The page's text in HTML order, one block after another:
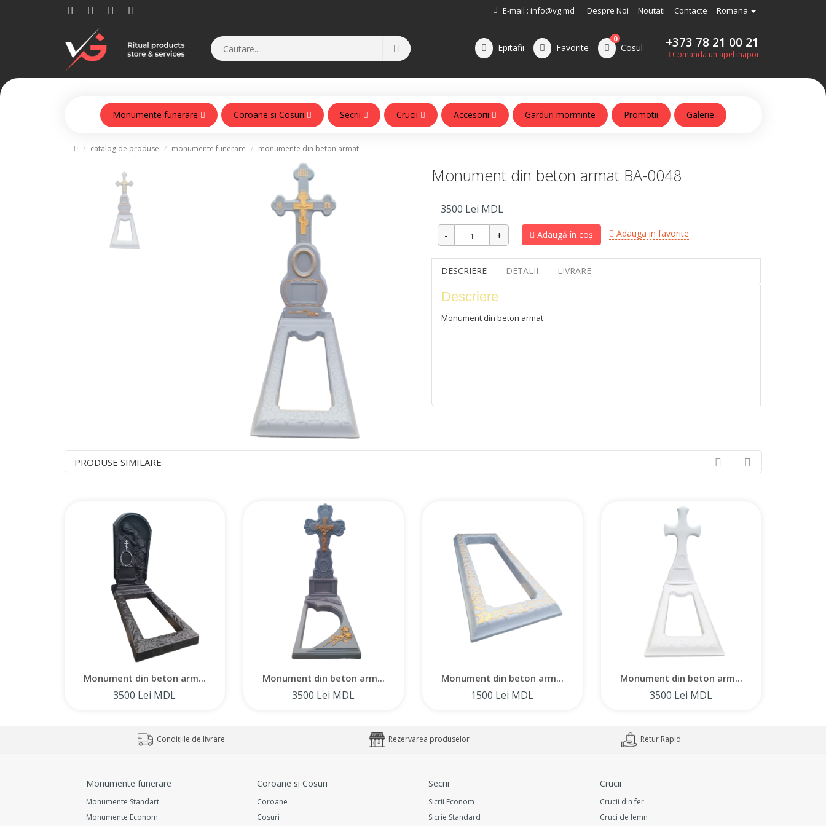
E-mail : info@vg.md Despre Noi Noutati Contacte Romana
Epitafii Favorite Cosul
0 +373 78 21 00 21
Comanda un apel inapoi
Monumente funerare Coroane si Cosuri Secrii Crucii Accesorii Garduri morminte Promotii Galerie
catalog de produse monumente funerare monumente din beton armat
Monument din beton armat BA-0048
3500 Lei MDL
Adaugă în coș Adauga in favorite
DESCRIERE DETALII LIVRARE
Descriere
Monument din beton armat
PRODUSE SIMILARE
Monument din beton arm...
3500 Lei MDL
Monument din beton arm...
3500 Lei MDL
Monument din beton arm...
1500 Lei MDL
Monument din beton arm...
3500 Lei MDL
Condițiile de livrare Rezervarea produselor Retur Rapid
Monumente funerare
Monumente Standart
Monumente Econom
Coroane si Cosuri
Coroane
Cosuri
Secrii
Sicrii Econom
Sicrie Standard
Crucii
Crucii din fer
Cruci de lemn